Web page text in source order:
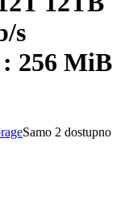
s
256 MiB
Samo 2 dostupno